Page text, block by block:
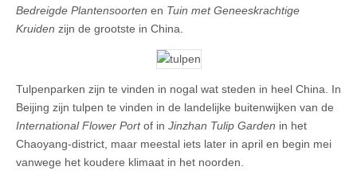
Bedreigde Plantensoorten en Tuin met Geneeskrachtige
Kruiden zijn de grootste in China.
Tulpenparken zijn te vinden in nogal wat steden in heel China. In
Beijing zijn tulpen te vinden in de landelijke buitenwijken van de
International Flower Portof in Jinzhan Tulip Garden in het
Chaoyang-district, maar meestal iets later in april en begin mei
vanwege het koudere klimaat in het noorden.